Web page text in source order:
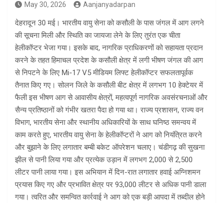
May 30, 2026 Aanjanyadarpan
देहरादून 30 मई। भारतीय वायु सेना को कसौली के पास जंगल में आग लगने
की सूचना मिली और स्थिति का जायजा लेने के लिए तुरंत एक चीता
हेलीकॉप्टर भेजा गया। इसके बाद, नागरिक प्राधिकरणों को सहायता प्रदान
करने के तहत हिमाचल प्रदेश के कसौली क्षेत्र में लगी भीषण जंगल की आग
से निपटने के लिए Mi-17 V5 मीडियम लिफ्ट हेलीकॉप्टर सफलतापूर्वक
तैनात किए गए। सोलन जिले के कसौली बीट क्षेत्र में लगभग 10 हेक्टेयर में
फैली इस भीषण आग से आवासीय क्षेत्रों, महत्वपूर्ण नागरिक अवसंरचनाओं और
सैन्य प्रतिष्ठानों को गंभीर खतरा पैदा हो गया था। राज्य प्रशासन, राज्य वन
विभाग, भारतीय सेना और स्थानीय अधिकारियों के साथ घनिष्ठ समन्वय में
काम करते हुए, भारतीय वायु सेना के हेलीकॉप्टरों ने आग को नियंत्रित करने
और बुझाने के लिए लगातार बम्बी बकेट ऑपरेशन चलाए। चंडीगढ़ की सुखना
झील से पानी लिया गया और प्रत्येक उड़ान में लगभग 2,000 से 2,500
लीटर पानी लाया गया। इस अभियान में दिन-रात लगातार हवाई अग्निशमन
प्रयास किए गए और प्रभावित क्षेत्र पर 93,000 लीटर से अधिक पानी डाला
गया। त्वरित और समन्वित कार्रवाई ने आग को एक बड़ी आपदा में तब्दील होने